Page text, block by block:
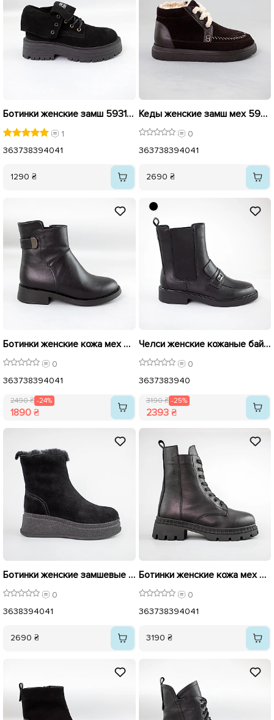
Ботинки женские замш 593135 Черные
1
363738394041
1290 ₴
Кеды женские замш мех 592701 Коричневые
0
363738394041
2690 ₴
Ботинки женские кожа мех 592727 Черные распродажа
0
363738394041
2490 ₴ -24%
1890 ₴
Челси женские кожаные байка 592924 Черные распродажа
0
3637383940
3190 ₴ -25%
2393 ₴
Ботинки женские замшевые мех 593277 Черные
0
3638394041
2690 ₴
Ботинки женские кожа мех 592638 Черные
0
363738394041
3190 ₴